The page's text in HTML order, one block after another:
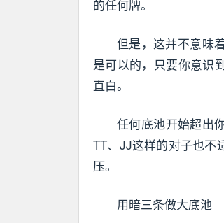
的任何牌。
但是，这并不意味
是可以的，只要你意识
直白。
任何底池开始超出
TT、JJ这样的对子也不
压。
用暗三条做大底池